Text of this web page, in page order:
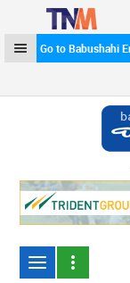
Go to Babushahi